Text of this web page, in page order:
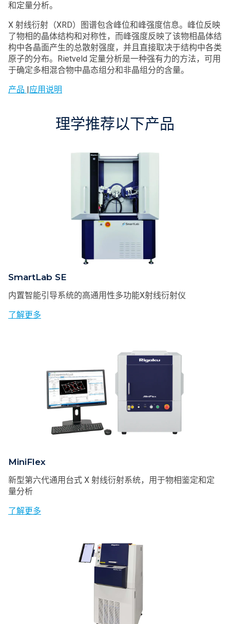
和定量分析。
X 射线衍射（XRD）图谱包含峰位和峰强度信息。峰位反映
了物相的晶体结构和对称性，而峰强度反映了该物相晶体结
构中各晶面产生的总散射强度，并且直接取决于结构中各类
原子的分布。Rietveld 定量分析是一种强有力的方法，可用
于确定多相混合物中晶态组分和非晶组分的含量。
产品 |应用说明
理学推荐以下产品
SmartLab SE
内置智能引导系统的高通用性多功能X射线衍射仪
了解更多
MiniFlex
新型第六代通用台式 X 射线衍射系统，用于物相鉴定和定
量分析
了解更多